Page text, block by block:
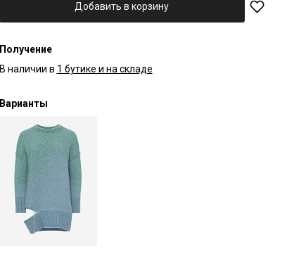
Добавить в корзину
Получение
В наличии в 1 бутике и на складе
Варианты